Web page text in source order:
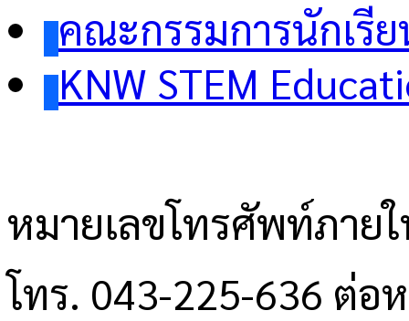
คณะกรรมการนักเรี
KNW STEM
หมายเลขโทรศัพท์ภาย
โทร. 043-225-636 ต่อ